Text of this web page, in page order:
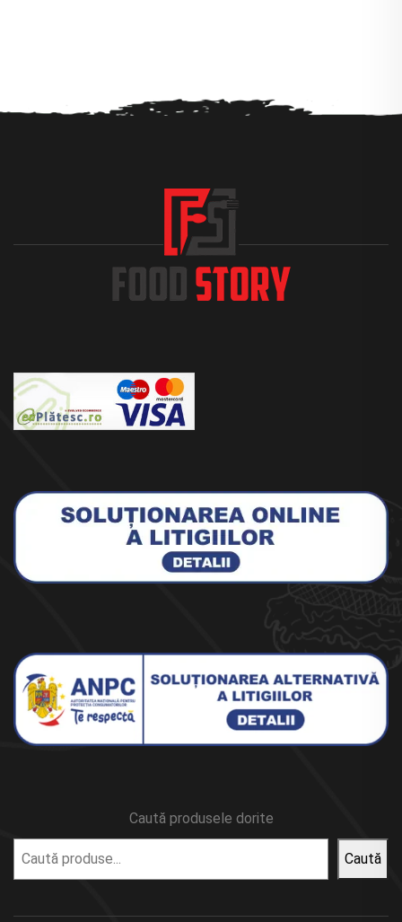
Caută produsele dorite
Caută